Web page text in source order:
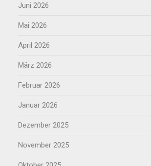
Juni 2026
Mai 2026
April 2026
März 2026
Februar 2026
Januar 2026
Dezember 2025
November 2025